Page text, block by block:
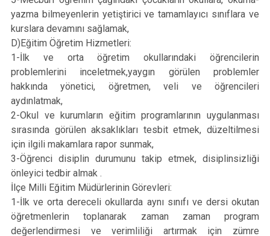
yazma bilmeyenlerin yetiştirici ve tamamlayıcı sınıflara ve
kurslara devamını sağlamak,
D)Eğitim Öğretim Hizmetleri:
1-İlk ve orta öğretim okullarındaki öğrencilerin
problemlerini inceletmek,yaygın görülen problemler
hakkında yönetici, öğretmen, veli ve öğrencileri
aydınlatmak,
2-Okul ve kurumların eğitim programlarının uygulanması
sırasında görülen aksaklıkları tesbit etmek, düzeltilmesi
için ilgili makamlara rapor sunmak,
3-Öğrenci disiplin durumunu takip etmek, disiplinsizliği
önleyici tedbir almak .
İlçe Milli Eğitim Müdürlerinin Görevleri:
1-İlk ve orta dereceli okullarda aynı sınıfı ve dersi okutan
öğretmenlerin toplanarak zaman zaman program
değerlendirmesi ve verimliliği artırmak için zümre